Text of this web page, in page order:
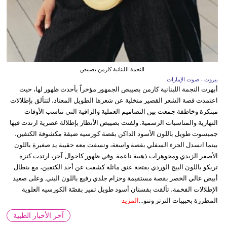
النجمة اللبنانية كارمن بصيبص
بيروت - صوت الإمارات
أبهرت النجمة اللبنانية كارمن بصيبص الجمهور مؤخراً بأحدث ظهور لها، حيث
اعتمدت قصة الشعر القصير متخلية عن شعرها الطويل المعتاد، لتتألق بإطلالات
مبتكرة وخاطفة جمعت بين التصاميم العملية والراقية التي تناسب الأوقات
النهارية والمناسبات الرسمية. ولفتت بصيبص الأنظار بإطلالة عصرية ارتدت فيها
جمبسوت طويل باللون الأسود الداكن بقصة كورسيه ضيقة مكشوفة الكتفين،
بينما انسدل الجزء السفلي بقصة واسعة، ونسقت معه حقيبة يد صغيرة باللون
الأصفر الزبدي ومجوهرات ذهبية ناعمة. وفي ظهور كاجوال آخر، ارتدت كنزة
تريكو باللون البيج الوردي بفتحة عنق مائلة كشفت عن أحد الكتفين، مع بنطال
أبيض عالي الخصر بقصة مستقيمة وحزام جلدي رفيع باللون البني. وعلى صعيد
الإطلالات الفخمة، تألقت بفستان أسود طويل تميز بقصّة الكورسيه العلوية
المطرزة بحبيبات الترتر وتنو... المزيد
آخر الأخبار الطبية